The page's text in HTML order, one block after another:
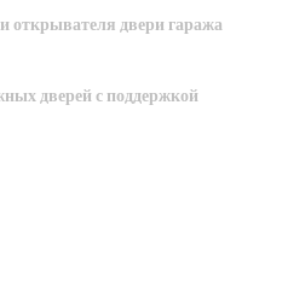
открывателя двери гаража
дверей с поддержкой